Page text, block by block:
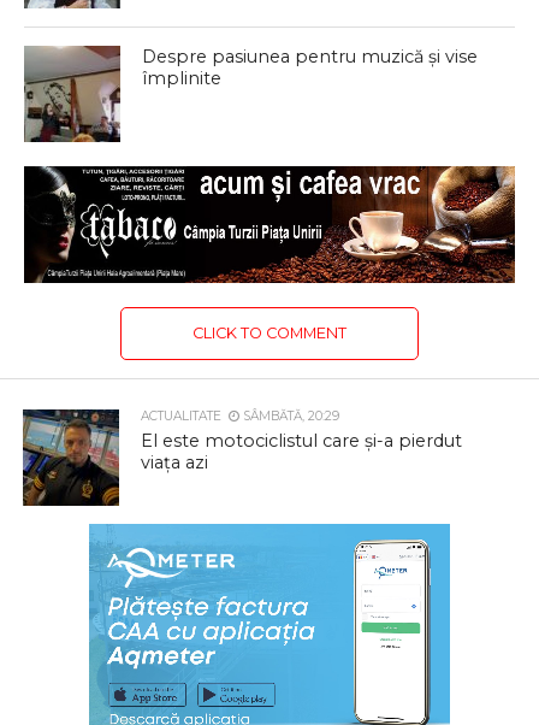
Despre pasiunea pentru muzică și vise
împlinite
CLICK TO COMMENT
ACTUALITATE SÂMBĂTĂ, 20:29
El este motociclistul care și-a pierdut
viața azi